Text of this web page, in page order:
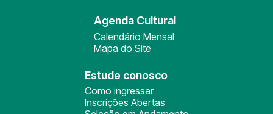
Agenda Cultural
Calendário Mensal
Mapa do Site
Estude conosco
Como ingressar
Inscrições Abertas